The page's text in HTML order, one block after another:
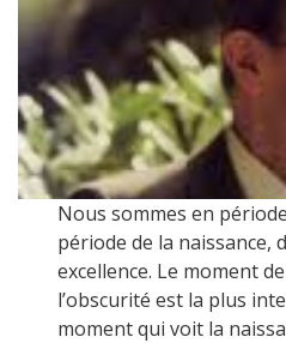
Nous sommes en
période de la naissance,
excellence. Le moment
l’obscurité est la plus
moment qui voit la